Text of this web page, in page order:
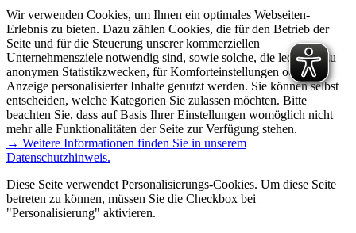
Wir verwenden Cookies, um Ihnen ein optimales Webseiten-
Erlebnis zu bieten. Dazu zählen Cookies, die für den Betrieb der
Seite und für die Steuerung unserer kommerziellen
Unternehmensziele notwendig sind, sowie solche, die lediglich zu
anonymen Statistikzwecken, für Komforteinstellungen oder zur
Anzeige personalisierter Inhalte genutzt werden. Sie können selbst
entscheiden, welche Kategorien Sie zulassen möchten. Bitte
beachten Sie, dass auf Basis Ihrer Einstellungen womöglich nicht
mehr alle Funktionalitäten der Seite zur Verfügung stehen.
→ Weitere Informationen finden Sie in unserem
Datenschutzhinweis.
Diese Seite verwendet Personalisierungs-Cookies. Um diese Seite
betreten zu können, müssen Sie die Checkbox bei
"Personalisierung" aktivieren.